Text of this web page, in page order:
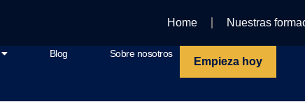
Home Nuestras
Blog Sobre nosotros
Empieza hoy